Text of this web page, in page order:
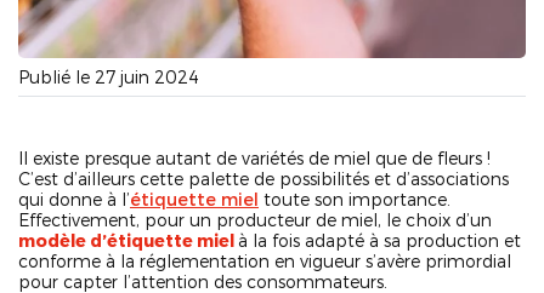
Publié le 27 juin 2024
Il existe presque autant de variétés de miel que de fleurs !
C’est d’ailleurs cette palette de possibilités et d’associations
qui donne à l’étiquette miel toute son importance.
Effectivement, pour un producteur de miel, le choix d’un
modèle d’étiquette miel à la fois adapté à sa production et
conforme à la réglementation en vigueur s’avère primordial
pour capter l’attention des consommateurs.